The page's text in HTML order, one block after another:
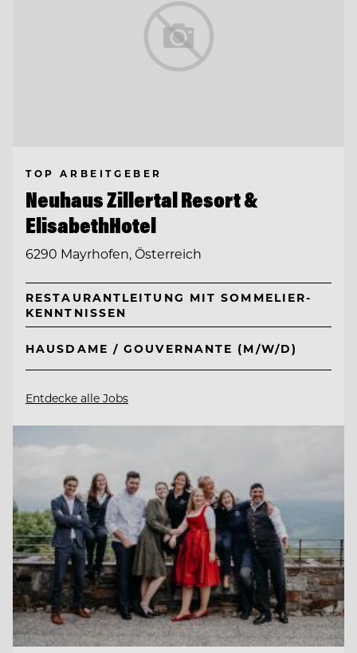
TOP ARBEITGEBER
Neuhaus Zillertal Resort &
ElisabethHotel
6290 Mayrhofen, Österreich
RESTAURANTLEITUNG MIT SOMMELIER-
KENNTNISSEN
HAUSDAME / GOUVERNANTE (M/W/D)
Entdecke alle Jobs